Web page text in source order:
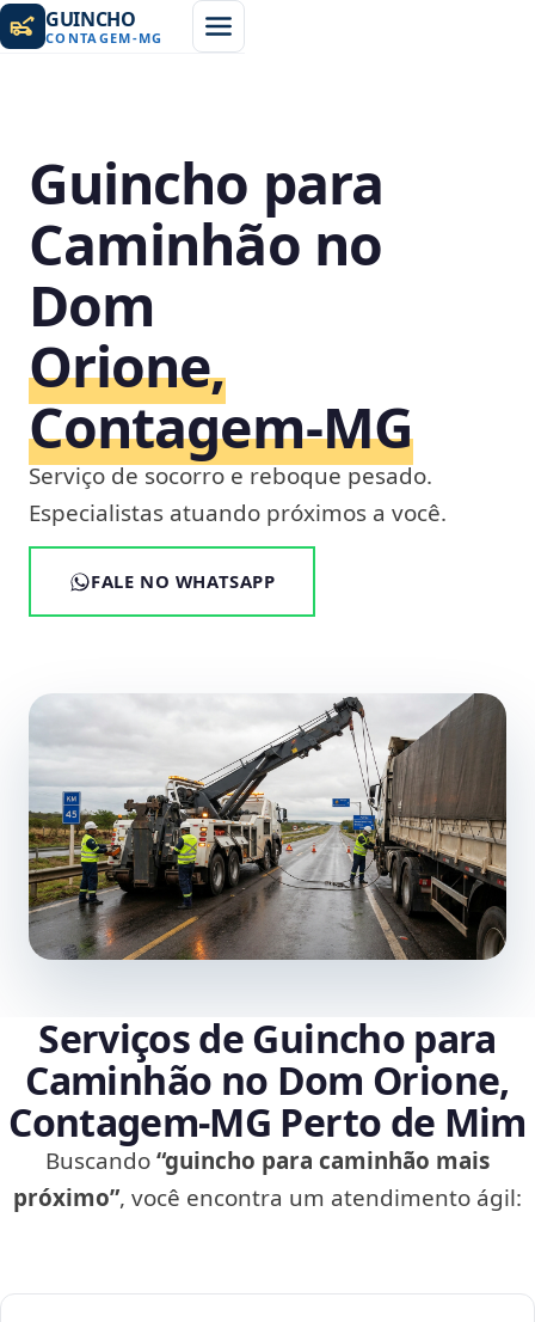
GUINCHO
CONTAGEM-MG
Guincho para
Caminhão no
Dom
Orione,
Contagem‑MG
Serviço de socorro e reboque pesado.
Especialistas atuando próximos a você.
FALE NO WHATSAPP
Serviços de Guincho para
Caminhão no Dom Orione,
Contagem‑MG Perto de Mim
Buscando“guincho para caminhão mais
próximo”, você encontra um atendimento ágil: